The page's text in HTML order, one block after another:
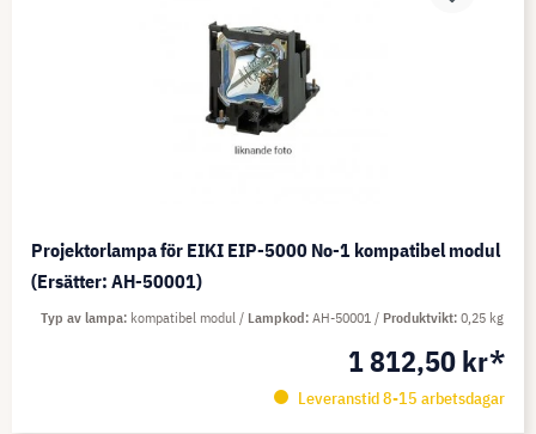
Projektorlampa för EIKI EIP-5000 No-1 kompatibel modul
(Ersätter: AH-50001)
1 812,50 kr*
Leveranstid 8-15 arbetsdagar
Typ av lampa kompatibel modul Lampkod AH-50001 Produktvikt 0,25 kg